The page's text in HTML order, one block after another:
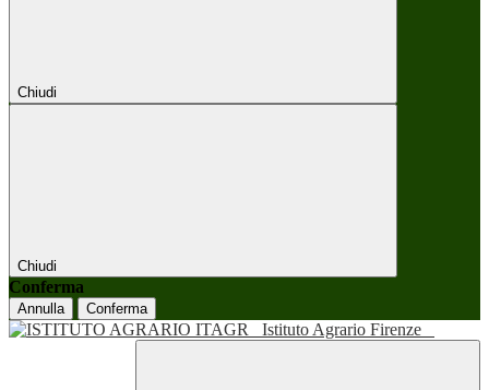
Chiudi
Chiudi
Conferma
Annulla Conferma
Istituto Agrario Firenze